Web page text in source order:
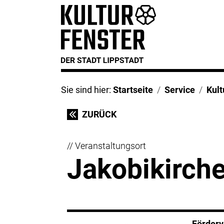
Sie sind hier: Startseite Service
ZURÜCK
// Veranstaltungsort